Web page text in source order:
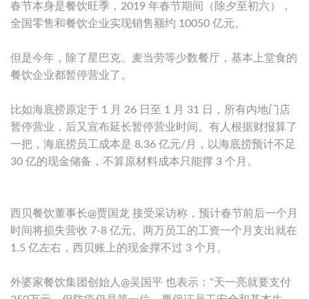
春节本身是餐饮旺季，2019 年春节期间（除夕至初六），
全国零售和餐饮企业实现销售额约 10050 亿元。
但是今年，除了星巴克、麦当劳等少数餐厅，基本上堂食的
餐饮企业都暂停营业了。
比如海底捞原定于 1 月 26 日至 1 月 31 日，所有内地门店
暂停营业，后又宣布延长暂停营业时间。有人根据财报算了
一把，海底捞员工成本是 8.36 亿元/月，以海底捞预计不足
30 亿的现金储备，不算原材料成本只能撑 3 个月。
西贝餐饮董事长@贾国龙 接受采访称，预计春节前后一个月
时间将损失营收 7-8 亿元。两万员工的工资一个月支出就在
1.5 亿左右，西贝账上的现金撑不过 3 个月。
外婆家餐饮集团创始人@吴国平 也表示：“天一亮就要支付